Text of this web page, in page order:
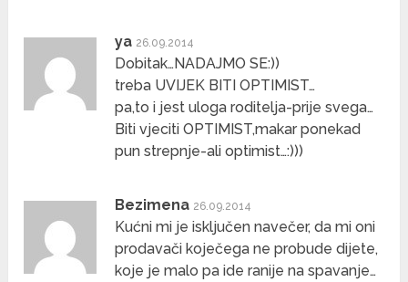
ya 26.09.2014
Dobitak…NADAJMO SE:))
treba UVIJEK BITI OPTIMIST…
pa,to i jest uloga roditelja-prije svega…
Biti vjeciti OPTIMIST,makar ponekad
pun strepnje-ali optimist…:)))
Bezimena 26.09.2014
Kućni mi je isključen navečer, da mi oni
prodavači koječega ne probude dijete,
koje je malo pa ide ranije na spavanje…